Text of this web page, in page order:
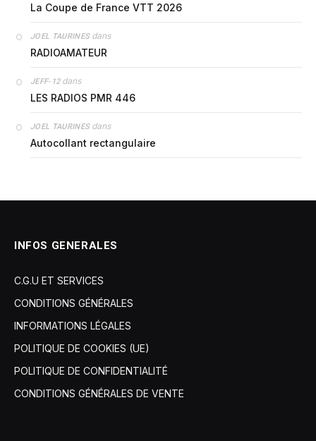
La Coupe de France VTT 2026
JOEL TAURINESdans
RADIOAMATEUR
JEFF-12dans
LES RADIOS PMR 446
JOEL TAURINESdans
Autocollant rectangulaire
INFOS GENERALES
C.G.U ET SERVICES
CONDITIONS GÉNÉRALES
INFORMATIONS LÉGALES
POLITIQUE DE COOKIES (UE)
POLITIQUE DE CONFIDENTIALITÉ
CONDITIONS GÉNÉRALES DE VENTE